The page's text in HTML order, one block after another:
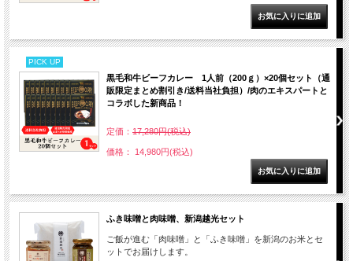
PICK UP
黒毛和牛ビーフカレー 1人前（200ｇ）×20個セット（通
販限定まとめ割引き/送料当社負担）/肉のエキスパートと
コラボした新商品！
定価： 17,280円(税込)
価格： 14,980円(税込)
ふき味噌と肉味噌、新潟越光セット
ご飯が進む「肉味噌」と「ふき味噌」を新潟のお米とセ
ットでお届けします。